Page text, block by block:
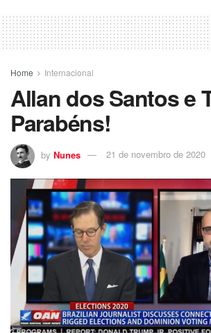
Home Internacional
Allan dos Santos e
Parabéns!
by Nunes 21 de novembro de 2020